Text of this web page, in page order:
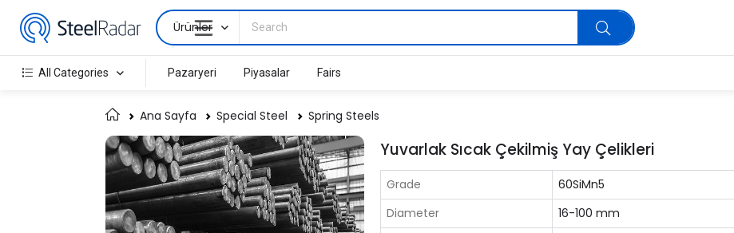
Ürünler
All Categories Pazaryeri Piyasalar Fairs
Ana Sayfa Special Steel Spring Steels
Yuvarlak Sıcak Çekilmiş Yay Çelikleri
Grade
60SiMn5
Diameter
16-100 mm